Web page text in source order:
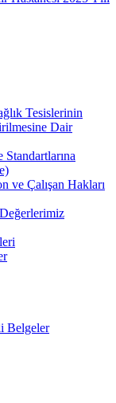
Tesislerinin
Dair
Standartlarına
ve Çalışan Hakları
Belgeler